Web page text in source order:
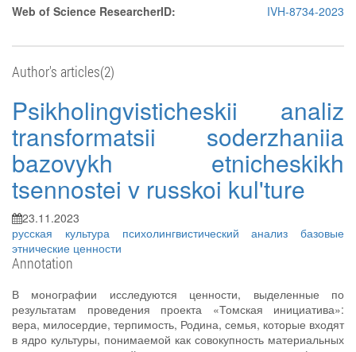
Web of Science ResearcherID:
IVH-8734-2023
Author's articles(2)
Psikholingvisticheskii analiz
transformatsii soderzhaniia
bazovykh etnicheskikh
tsennostei v russkoi kul'ture
23.11.2023
русская культура психолингвистический анализ базовые
этнические ценности
Annotation
В монографии исследуются ценности, выделенные по
результатам проведения проекта «Томская инициатива»:
вера, милосердие, терпимость, Родина, семья, которые входят
в ядро культуры, понимаемой как совокупность материальных